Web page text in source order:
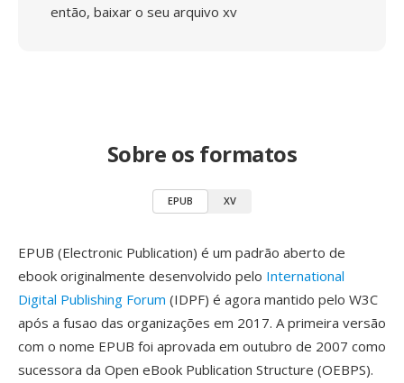
então, baixar o seu arquivo xv
Sobre os formatos
EPUB XV
EPUB (Electronic Publication) é um padrão aberto de
ebook originalmente desenvolvido pelo International
Digital Publishing Forum (IDPF) é agora mantido pelo W3C
após a fusao das organizações em 2017. A primeira versão
com o nome EPUB foi aprovada em outubro de 2007 como
sucessora da Open eBook Publication Structure (OEBPS).